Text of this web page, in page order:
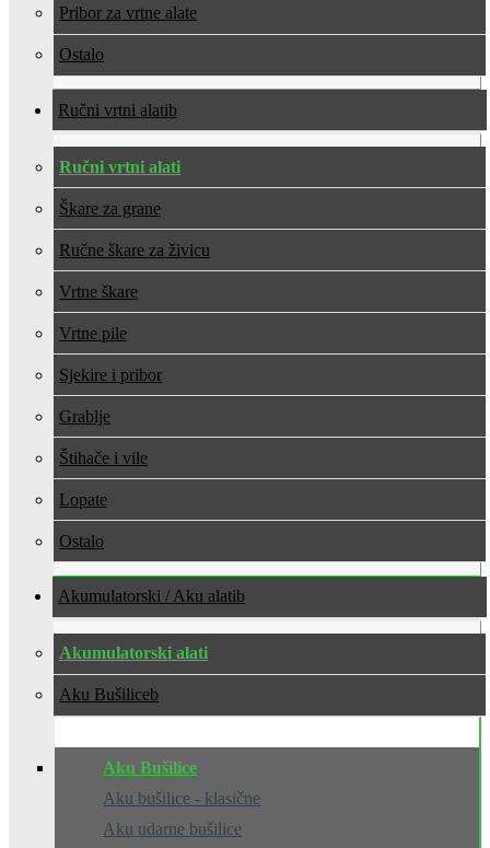
Pribor za vrtne alate
Ostalo
Ručni vrtni alati
Ručni vrtni alati
Škare za grane
Ručne škare za živicu
Vrtne škare
Vrtne pile
Sjekire i pribor
Grablje
Štihače i vile
Lopate
Ostalo
Akumulatorski / Aku alati
Akumulatorski alati
Aku Bušilice
Aku Bušilice
Aku bušilice - klasične
Aku udarne bušilice